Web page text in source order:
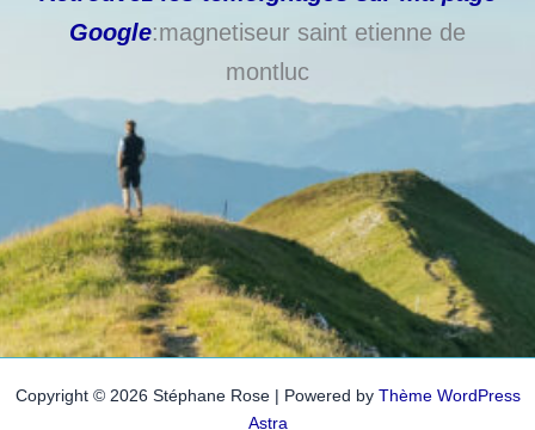
Google:magnetiseur saint etienne de
montluc
Copyright © 2026 Stéphane Rose | Powered by Thème WordPress
Astra